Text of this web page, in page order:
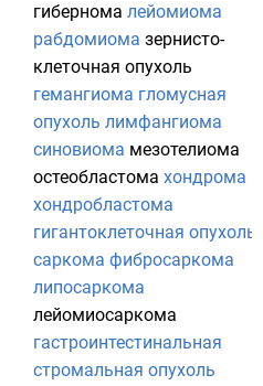
гибернома лейомиома
рабдомиома зернисто-
клеточная опухоль
гемангиома гломусная
опухоль лимфангиома
синовиома мезотелиома
остеобластома хондрома
хондробластома
гигантоклеточная опухоль
саркома фибросаркома
липосаркома
лейомиосаркома
гастроинтестинальная
стромальная опухоль